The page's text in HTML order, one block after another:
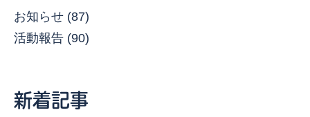
お知らせ (87)
活動報告 (90)
新着記事